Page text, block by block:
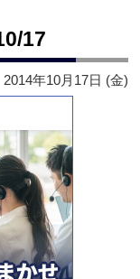
17
2014年10月17日 (金)